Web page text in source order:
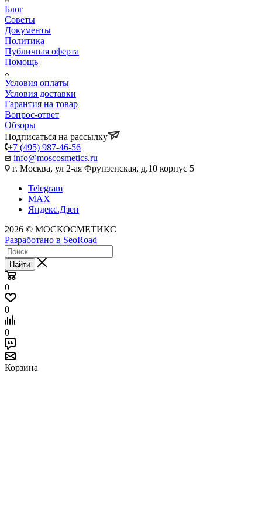
Блог
Советы
Документы
Политика
Публичная оферта
Помощь
Условия оплаты
Условия доставки
Гарантия на товар
Вопрос-ответ
Обзоры
Подписаться на рассылку
+7 (495) 987-46-56
info@moscosmetics.ru
г. Москва, ул 2-ая Фрунзенская, д.10 корпус 5
Telegram
MAX
Яндекс.Дзен
2026 © МОСКОСМЕТИКС
Разработано в SeoRoad
Найти
0
0
0
Корзина